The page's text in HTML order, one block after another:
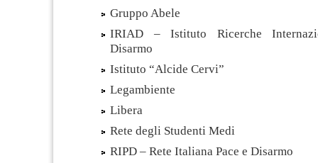
Gruppo Abele
IRIAD – Istituto Ricerche
Disarmo
Istituto “Alcide Cervi”
Legambiente
Libera
Rete degli Studenti Medi
RIPD – Rete Italiana Pace e Disarmo